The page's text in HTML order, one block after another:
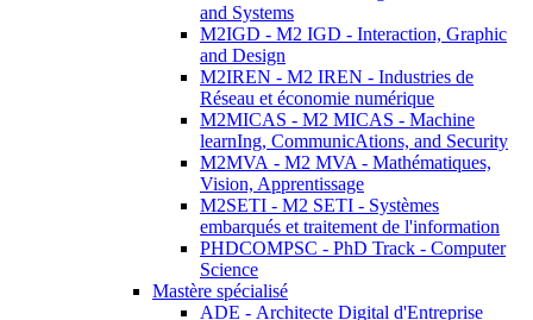
and Systems
M2IGD - M2 IGD - Interaction, Graphic
and Design
M2IREN - M2 IREN - Industries de
Réseau et économie numérique
M2MICAS - M2 MICAS - Machine
learnIng, CommunicAtions, and Security
M2MVA - M2 MVA - Mathématiques,
Vision, Apprentissage
M2SETI - M2 SETI - Systèmes
embarqués et traitement de l'information
PHDCOMPSC - PhD Track - Computer
Science
Mastère spécialisé
ADE - Architecte Digital d'Entreprise